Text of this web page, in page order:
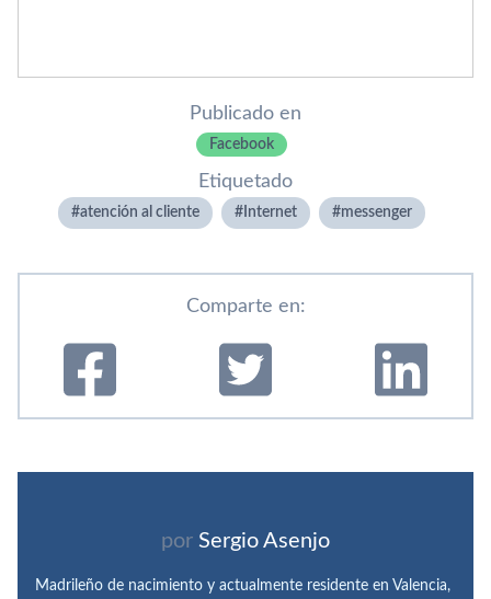
Publicado en
Facebook
Etiquetado
atención al cliente Internet messenger
Comparte en:
por Sergio Asenjo
Madrileño de nacimiento y actualmente residente en Valencia,